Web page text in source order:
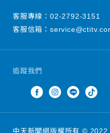
追蹤我們
客服專線： 02-2792-3151
客服信箱：
中天新聞網版權所有 ©